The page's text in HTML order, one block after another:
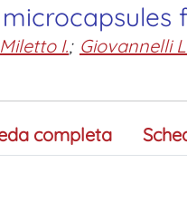
Miletto I.; Giovannelli
completa